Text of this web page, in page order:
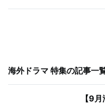
海外ドラマ 特集の記事一
【9